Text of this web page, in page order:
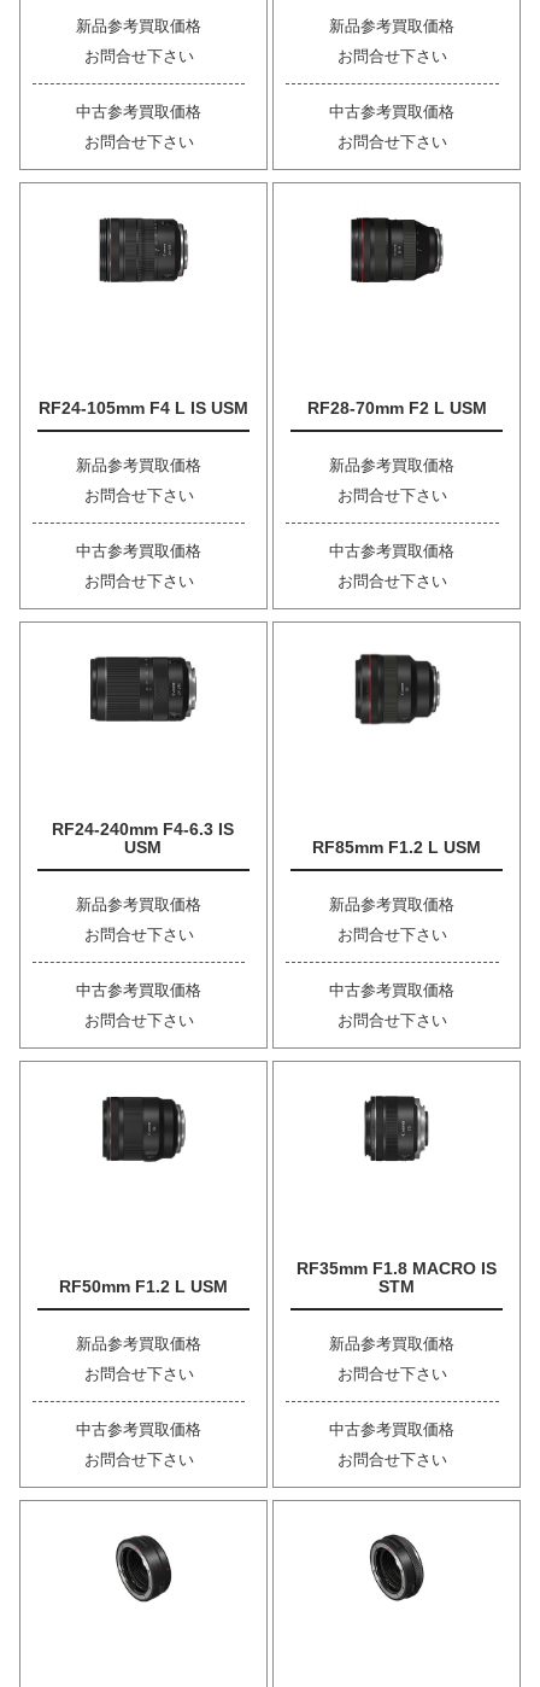
新品参考買取価格
お問合せ下さい
中古参考買取価格
お問合せ下さい
新品参考買取価格
お問合せ下さい
中古参考買取価格
お問合せ下さい
RF24-105mm F4 L IS USM
新品参考買取価格
お問合せ下さい
中古参考買取価格
お問合せ下さい
RF28-70mm F2 L USM
新品参考買取価格
お問合せ下さい
中古参考買取価格
お問合せ下さい
RF24-240mm F4-6.3 IS
USM
新品参考買取価格
お問合せ下さい
中古参考買取価格
お問合せ下さい
RF85mm F1.2 L USM
新品参考買取価格
お問合せ下さい
中古参考買取価格
お問合せ下さい
RF50mm F1.2 L USM
新品参考買取価格
お問合せ下さい
中古参考買取価格
お問合せ下さい
RF35mm F1.8 MACRO IS
STM
新品参考買取価格
お問合せ下さい
中古参考買取価格
お問合せ下さい